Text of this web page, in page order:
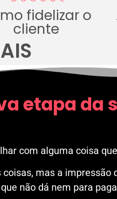
fidelizar o
cliente
etapa da
com alguma coisa
mas a impressão
não dá nem para